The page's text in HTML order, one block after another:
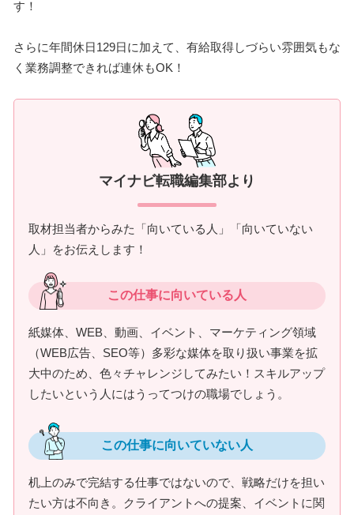
す！
さらに年間休日129日に加えて、有給取得しづらい雰囲気もな
く業務調整できれば連休もOK！
マイナビ転職編集部より
取材担当者からみた「向いている人」「向いていない
人」をお伝えします！
この仕事に向いている人
紙媒体、WEB、動画、イベント、マーケティング領域
（WEB広告、SEO等）多彩な媒体を取り扱い事業を拡
大中のため、色々チャレンジしてみたい！スキルアップ
したいという人にはうってつけの職場でしょう。
この仕事に向いていない人
机上のみで完結する仕事ではないので、戦略だけを担い
たい方は不向き。クライアントへの提案、イベントに関